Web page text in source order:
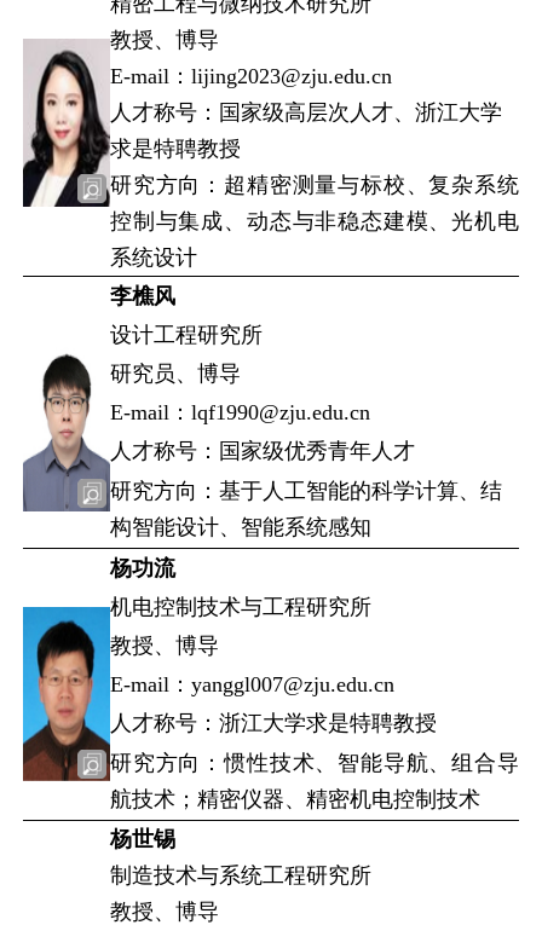
教授、博导
E-mail：lijing2023@zju.edu.cn
人才称号：国家级高层次人才、浙江大学
求是特聘教授
研究方向：超精密测量与标校、复杂系统
控制与集成、动态与非稳态建模、光机电
系统设计
李樵风
设计工程研究所
研究员、博导
E-mail：lqf1990@zju.edu.cn
人才称号：国家级优秀青年人才
研究方向：基于人工智能的科学计算、结
构智能设计、智能系统感知
杨功流
机电控制技术与工程研究所
教授、博导
E-mail：yanggl007@zju.edu.cn
人才称号：浙江大学求是特聘教授
研究方向：惯性技术、智能导航、组合导
航技术；精密仪器、精密机电控制技术
杨世锡
制造技术与系统工程研究所
教授、博导